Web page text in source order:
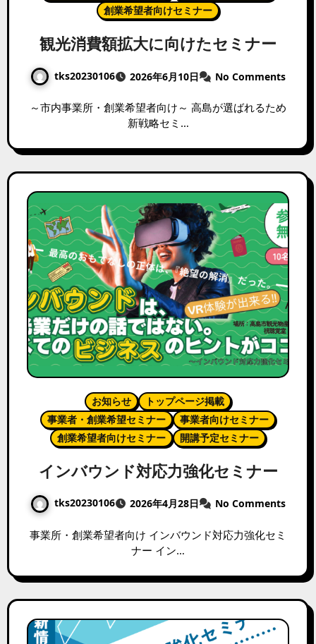
創業希望者向けセミナー
観光消費額拡大に向けたセミナー
tks20230106 2026年6月10日 No Comments
～市内事業所・創業希望者向け～ 高島が選ばれるため
新戦略セミ…
お知らせ
トップページ掲載
事業者・創業希望セミナー
事業者向けセミナー
創業希望者向けセミナー
開講予定セミナー
インバウンド対応力強化セミナー
tks20230106 2026年4月28日 No Comments
事業所・創業希望者向け インバウンド対応力強化セミ
ナー イン…